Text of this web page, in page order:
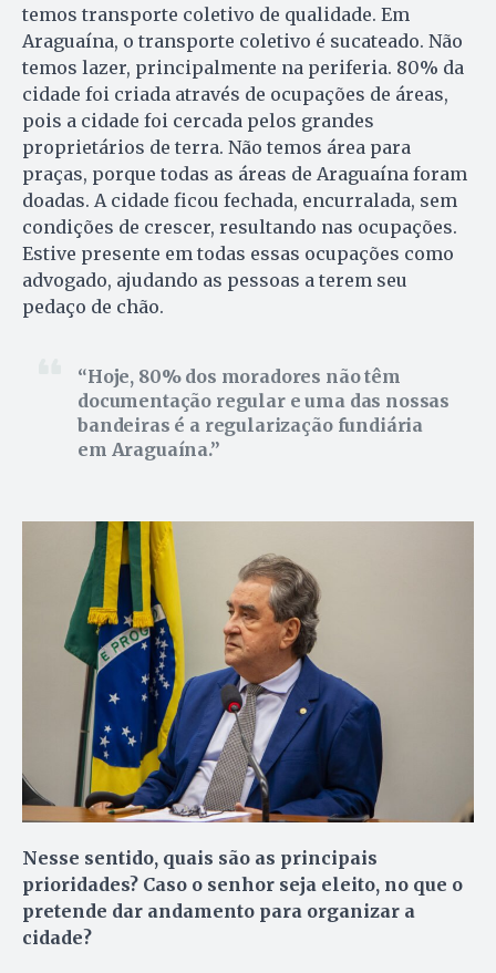
temos transporte coletivo de qualidade. Em
Araguaína, o transporte coletivo é sucateado. Não
temos lazer, principalmente na periferia. 80% da
cidade foi criada através de ocupações de áreas,
pois a cidade foi cercada pelos grandes
proprietários de terra. Não temos área para
praças, porque todas as áreas de Araguaína foram
doadas. A cidade ficou fechada, encurralada, sem
condições de crescer, resultando nas ocupações.
Estive presente em todas essas ocupações como
advogado, ajudando as pessoas a terem seu
pedaço de chão.
Hoje, 80% dos moradores não têm
documentação regular e uma das nossas
bandeiras é a regularização fundiária
em Araguaína.
Nesse sentido, quais são as principais
prioridades? Caso o senhor seja eleito, no que o
pretende dar andamento para organizar a
cidade?